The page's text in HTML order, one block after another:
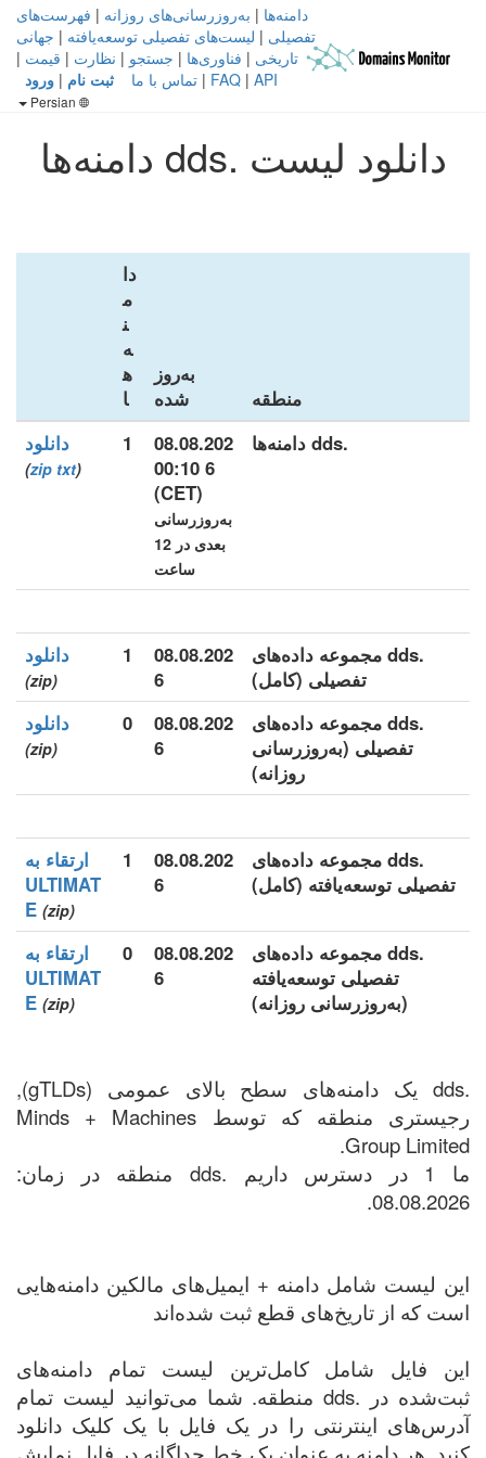
دامنه‌ها | به‌روزرسانی‌های روزانه | فهرست‌های
تفصیلی | لیست‌های تفصیلی توسعه‌یافته | جهانی
تاریخی | فناوری‌ها | جستجو | نظارت | قیمت |
FAQ | API
| تماس با ما ثبت نام | ورود
دانلود لیست .dds دامنه‌ها
منطقه
به‌روز
شده
دا
م
ن
ه‌
ه
ا
.dds دامنه‌ها
08.08.202
6 00:10
(CET)
به‌روزرسانی
بعدی در 12
ساعت
1 دانلود
(
zip txt
)
.dds مجموعه داده‌های
تفصیلی (کامل)
08.08.202
6
1 دانلود
(zip)
.dds مجموعه داده‌های
تفصیلی (به‌روزرسانی
روزانه)
08.08.202
6
0 دانلود
(zip)
.dds مجموعه داده‌های
تفصیلی توسعه‌یافته (کامل)
08.08.202
6
1
ارتقاء به
ULTIMAT
E (zip)
.dds مجموعه داده‌های
تفصیلی توسعه‌یافته
(به‌روزرسانی روزانه)
08.08.202
6
0
ارتقاء به
ULTIMAT
E (zip)
.dds یک دامنه‌های سطح بالای عمومی (gTLDs),
رجیستری منطقه که توسط Minds + Machines
Group Limited.
ما 1 در دسترس داریم .dds منطقه در زمان:
08.08.2026.
این لیست شامل دامنه + ایمیل‌های مالکین دامنه‌هایی
است که از تاریخ‌های قطع ثبت شده‌اند
این فایل شامل کامل‌ترین لیست تمام دامنه‌های
ثبت‌شده در .dds منطقه. شما می‌توانید لیست تمام
آدرس‌های اینترنتی را در یک فایل با یک کلیک دانلود